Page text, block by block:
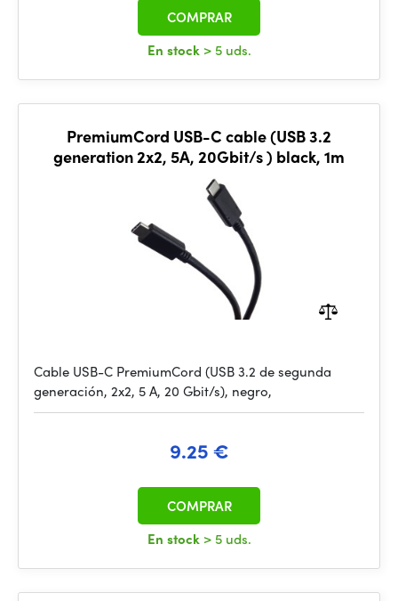
En stock > 5 uds.
COMPRAR
PremiumCord USB-C cable (USB 3.2
generation 2x2, 5A, 20Gbit/s ) black, 1m
Cable USB-C PremiumCord (USB 3.2 de segunda
generación, 2x2, 5 A, 20 Gbit/s), negro,
9.25 €
En stock > 5 uds.
COMPRAR